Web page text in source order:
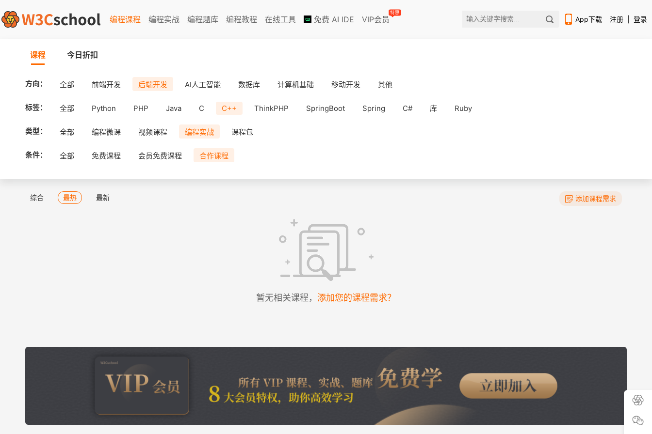
编程课程 编程实战 编程题库 编程教程 在线工具 免费 AI IDE VIP会员
特惠
App下载 注册 登录
课程 今日折扣
方向： 全部 前端开发 后端开发 AI人工智能 数据库 计算机基础 移动开发 其他
标签： 全部 Python PHP Java C C++ ThinkPHP SpringBoot Spring C# 库 Ruby
类型： 全部 编程微课 视频课程 编程实战 课程包
条件： 全部 免费课程 会员免费课程 合作课程
综合 最热 最新 添加课程需求
暂无相关课程， 添加您的课程需求？